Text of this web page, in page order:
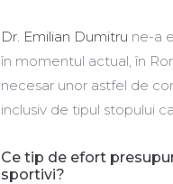
Dr. Emilian Dumitru ne-a
în momentul actual, în
necesar unor astfel de
inclusiv de tipul stopului
Ce tip de efort
sportivi?